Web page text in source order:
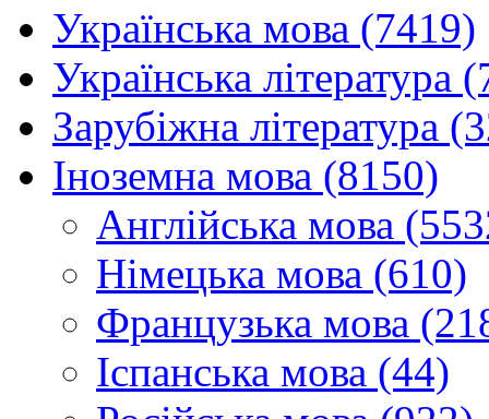
Українська мова (7419)
Українська література
Зарубіжна література
Іноземна мова (8150)
Англійська мова
Німецька мова (610)
Французька мова
Іспанська мова (44)